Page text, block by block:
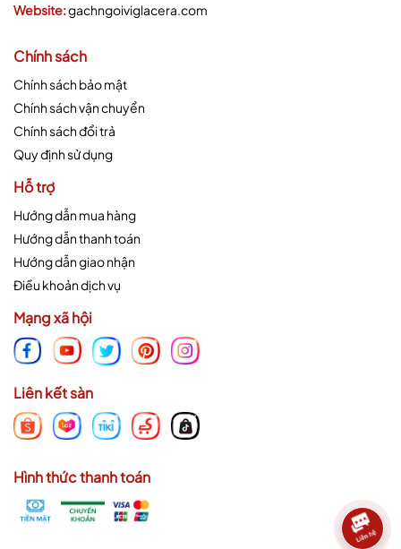
Website:gachngoiviglacera.com
Chính sách
Chính sách bảo mật
Chính sách vận chuyển
Chính sách đổi trả
Quy định sử dụng
Hỗ trợ
Hướng dẫn mua hàng
Hướng dẫn thanh toán
Hướng dẫn giao nhận
Điều khoản dịch vụ
Mạng xã hội
Liên kết sàn
Hình thức thanh toán